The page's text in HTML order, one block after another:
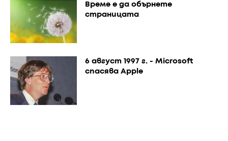
Време е да обърнете
страницата
6 август 1997 г. - Microsoft
спасява Apple